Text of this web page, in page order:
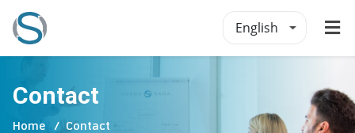
English
Contact
Home Contact